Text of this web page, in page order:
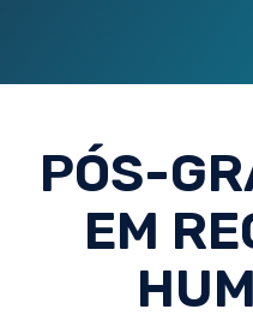
PÓS-
EM